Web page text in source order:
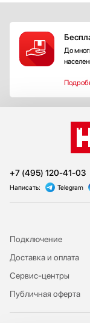
До
+7 (495) 120-41-03
Написать: Telegram
Подключение
Публичная оферта
Сервис-центры
Доставка и оплата